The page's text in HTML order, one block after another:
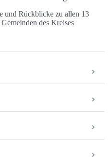
und Rückblicke zu allen 13
des Kreises